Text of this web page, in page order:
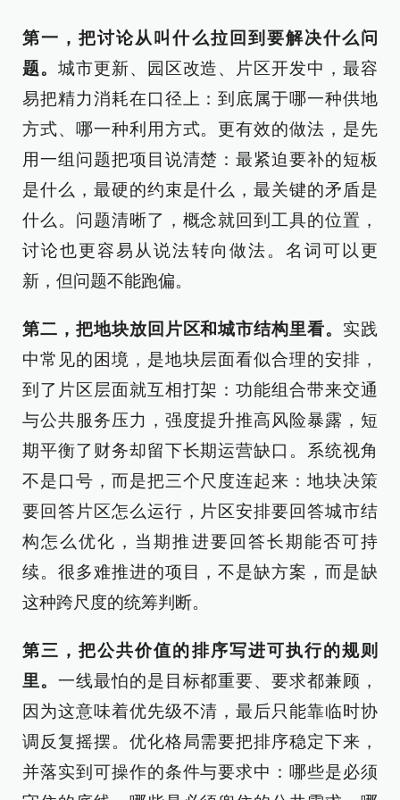
第一，把讨论从叫什么拉回到要解决什么问
题。 城市更新、园区改造、片区开发中，最容
易把精力消耗在口径上：到底属于哪一种供地
方式、哪一种利用方式。更有效的做法，是先
用一组问题把项目说清楚：最紧迫要补的短板
是什么，最硬的约束是什么，最关键的矛盾是
什么。问题清晰了，概念就回到工具的位置，
讨论也更容易从说法转向做法。名词可以更
新，但问题不能跑偏。
第二，把地块放回片区和城市结构里看。 实践
中常见的困境，是地块层面看似合理的安排，
到了片区层面就互相打架：功能组合带来交通
与公共服务压力，强度提升推高风险暴露，短
期平衡了财务却留下长期运营缺口。系统视角
不是口号，而是把三个尺度连起来：地块决策
要回答片区怎么运行，片区安排要回答城市结
构怎么优化，当期推进要回答长期能否可持
续。很多难推进的项目，不是缺方案，而是缺
这种跨尺度的统筹判断。
第三，把公共价值的排序写进可执行的规则
里。 一线最怕的是目标都重要、要求都兼顾，
因为这意味着优先级不清，最后只能靠临时协
调反复摇摆。优化格局需要把排序稳定下来，
并落实到可操作的条件与要求中：哪些是必须